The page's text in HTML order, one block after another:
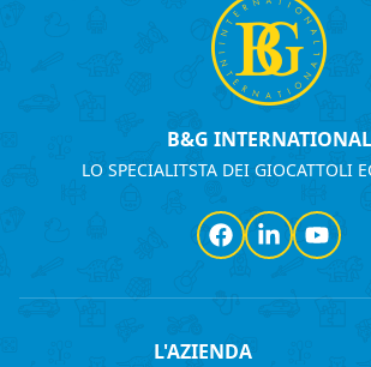
B&G INTERNATIONAL
LO SPECIALITSTA DEI GIOCATTOLI
Facebook
LinkedIn
L'AZIENDA